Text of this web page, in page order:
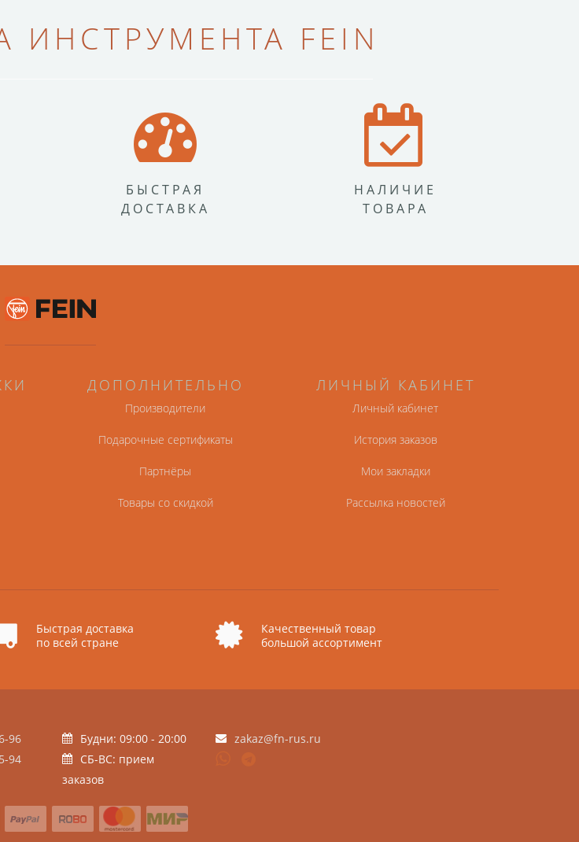
FEIN
БЫСТРАЯ
ДОСТАВКА
НАЛИЧИЕ
ТОВАРА
ДОПОЛНИТЕЛЬНО
Производители
Подарочные сертификаты
Партнёры
Товары со скидкой
ЛИЧНЫЙ КАБИНЕТ
Личный кабинет
История заказов
Мои закладки
Рассылка новостей
Быстрая доставка
по всей стране
Качественный товар
большой ассортимент
96
94
Будни: 09:00 - 20:00
СБ-ВС: прием
заказов
zakaz@fn-rus.ru